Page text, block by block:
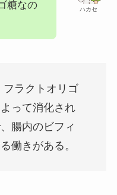
ハカセ
糖なの
フラクトオリゴ
って消化され
腸内のビフィ
働きがある。